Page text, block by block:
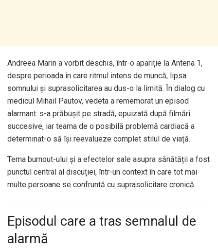
Andreea Marin a vorbit deschis, într-o apariție la Antena 1,
despre perioada în care ritmul intens de muncă, lipsa
somnului și suprasolicitarea au dus-o la limită. În dialog cu
medicul Mihail Pautov, vedeta a rememorat un episod
alarmant: s-a prăbușit pe stradă, epuizată după filmări
succesive, iar teama de o posibilă problemă cardiacă a
determinat-o să își reevalueze complet stilul de viață.
Tema burnout-ului și a efectelor sale asupra sănătății a fost
punctul central al discuției, într-un context în care tot mai
multe persoane se confruntă cu suprasolicitare cronică.
Episodul care a tras semnalul de
alarmă